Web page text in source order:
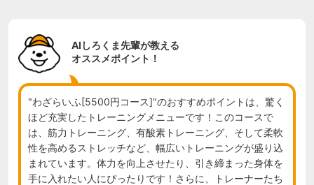
AIしろくま先輩が教える
オススメポイント！
"わざらいふ[5500円コース]"のおすすめポイントは、驚く
ほど充実したトレーニングメニューです！このコースで
は、筋力トレーニング、有酸素トレーニング、そして柔軟
性を高めるストレッチなど、幅広いトレーニングが盛り込
まれています。体力を向上させたり、引き締まった身体を
手に入れたい人にぴったりです！さらに、トレーナーたち